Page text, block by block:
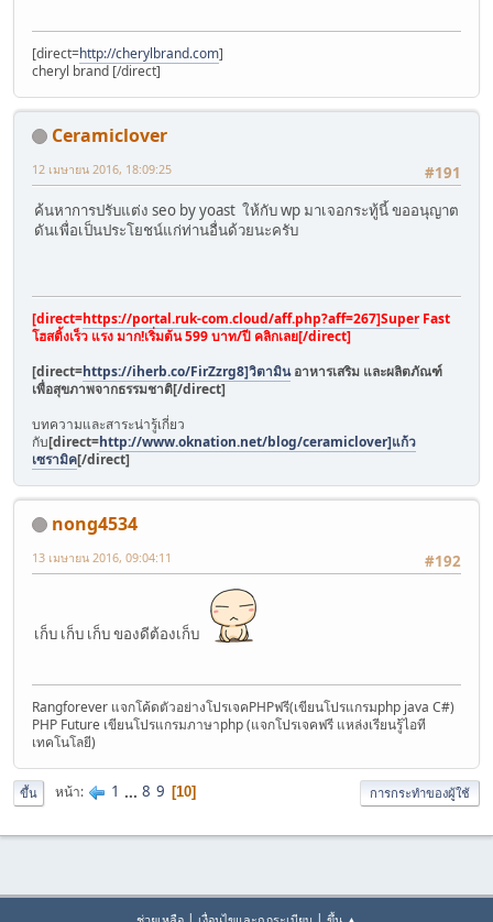
[direct=http://cherylbrand.com]
cheryl brand [/direct]
Ceramiclover
#191
12 เมษายน 2016, 18:09:25
ค้นหาการปรับแต่ง seo by yoast ให้กับ wp มาเจอกระทู้นี้ ขออนุญาต
ดันเพื่อเป็นประโยชน์แก่ท่านอื่นด้วยนะครับ
[direct=https://portal.ruk-com.cloud/aff.php?aff=267]SuperFast
โฮสติ้งเร็ว แรง มาก!เริ่มต้น 599 บาท/ปี คลิกเลย[/direct]
[direct=https://iherb.co/FirZzrg8]วิตามินอาหารเสริม และผลิตภัณฑ์
เพื่อสุขภาพจากธรรมชาติ[/direct]
บทความและสาระน่ารู้เกี่ยว
กับ[direct=http://www.oknation.net/blog/ceramiclover]แก้ว
เซรามิค[/direct]
nong4534
#192
13 เมษายน 2016, 09:04:11
เก็บ เก็บ เก็บ ของดีต้องเก็บ
Rangforever แจกโค้ดตัวอย่างโปรเจคPHPฟรี(เขียนโปรแกรมphp java C#)
PHP Future เขียนโปรแกรมภาษาphp (แจกโปรเจคฟรี แหล่งเรียนรู้ไอที
เทคโนโลยี)
ขึ้น หน้า 1 ... 8 9 10 การกระทำของผู้ใช้